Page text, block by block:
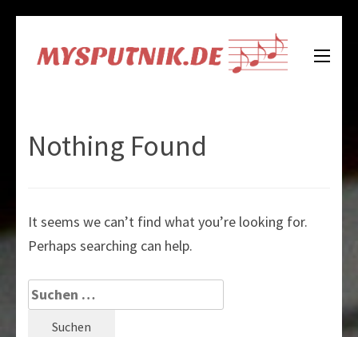
Nothing Found
It seems we can’t find what you’re looking for.
Perhaps searching can help.
Suche
nach: